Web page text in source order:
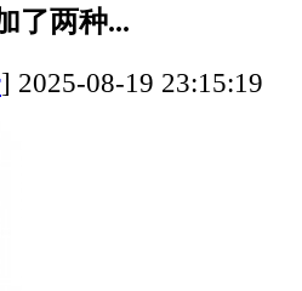
了两种...
] 2025-08-19